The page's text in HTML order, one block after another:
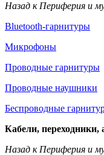
Назад к Периферия и
Bluetooth-гарнитуры
Микрофоны
Проводные гарнитуры
Проводные наушники
Беспроводные
Кабели, переходники,
Назад к Периферия и